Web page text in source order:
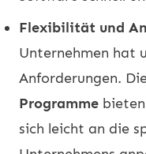
Flexibilität und
Unternehmen hat
Anforderungen.
Programme
sich leicht an die